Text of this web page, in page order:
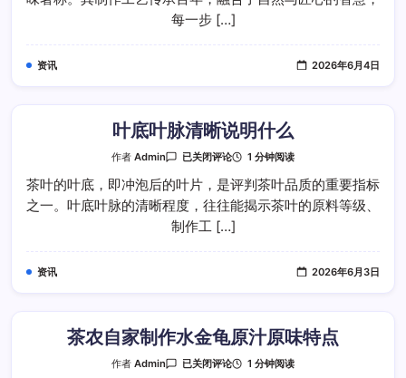
制
作
每一步 […]
资讯 2026年6月4日
叶底叶脉清晰说明什么
作者Admin
叶
叶
脉
清
晰
说
已关闭评论 1 分钟阅读
茶叶的叶底，即冲泡后的叶片，是评判茶叶品质的重要指标
之一。叶底叶脉的清晰程度，往往能揭示茶叶的原料等级、
制作工 […]
资讯 2026年6月3日
茶农自家制作水金龟原汁原味特点
作者Admin
茶
已关闭评论 1 分钟阅读